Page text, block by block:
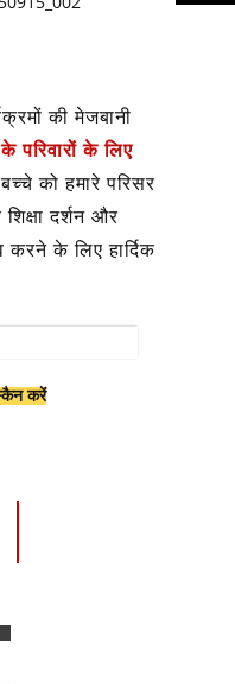
की मेजबानी
परिवारों के लिए
को हमारे परिसर
दर्शन और
करने के लिए हार्दिक
करें